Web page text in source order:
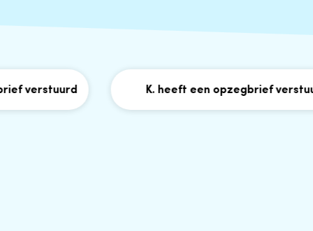
verstuurd K. heeft een opzegbrief